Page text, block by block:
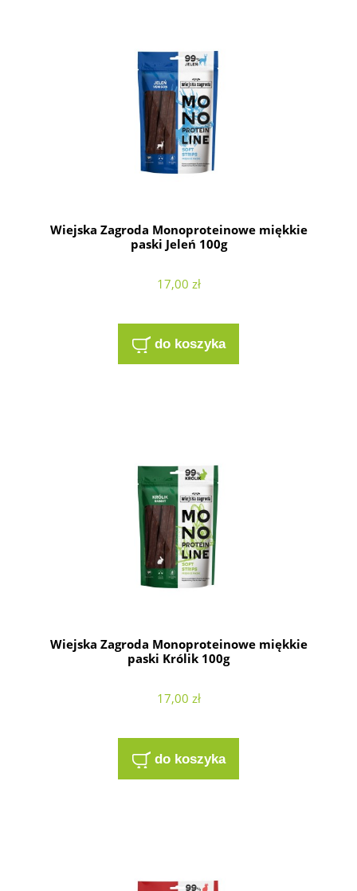
Wiejska Zagroda Monoproteinowe miękkie
paski Jeleń 100g
17,00 zł
do koszyka
Wiejska Zagroda Monoproteinowe miękkie
paski Królik 100g
17,00 zł
do koszyka